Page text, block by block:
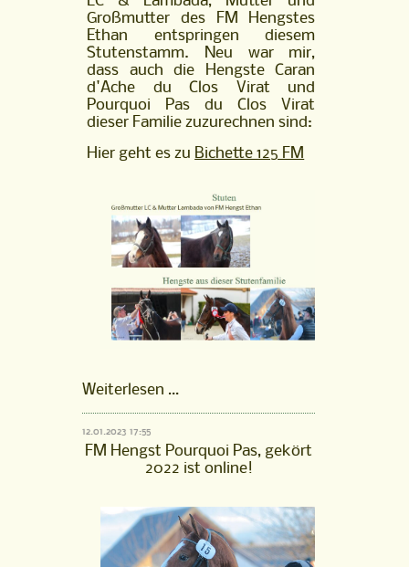
Großmutter des FM Hengstes
Ethan entspringen diesem
Stutenstamm. Neu war mir,
dass auch die Hengste Caran
d'Ache du Clos Virat und
Pourquoi Pas du Clos Virat
dieser Familie zuzurechnen sind:
Hier geht es zu Bichette 125 FM
Weiterlesen …Stutenfamilie
ist
online!
12.01.2023 17:55
FM Hengst Pourquoi Pas, gekört
2022 ist online!